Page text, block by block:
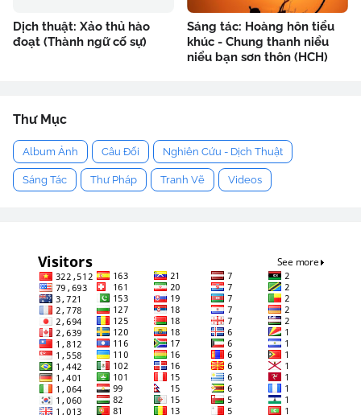
Dịch thuật: Xảo thủ hào
đoạt (Thành ngữ cố sự)
Sáng tác: Hoàng hôn tiểu
khúc - Chung thanh niểu
niểu bạn sơn thôn (HCH)
Thư Mục
Album Ảnh Câu Đối Nghiên Cứu - Dịch Thuật
Sáng Tác Thư Pháp Tranh Vẽ Videos